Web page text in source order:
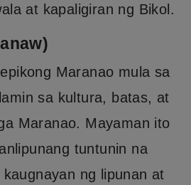
at kapaligiran ng Bikol.
Maranao mula sa
sa kultura, batas, at
Maranao. Mayaman ito
tuntunin na
ng lipunan at